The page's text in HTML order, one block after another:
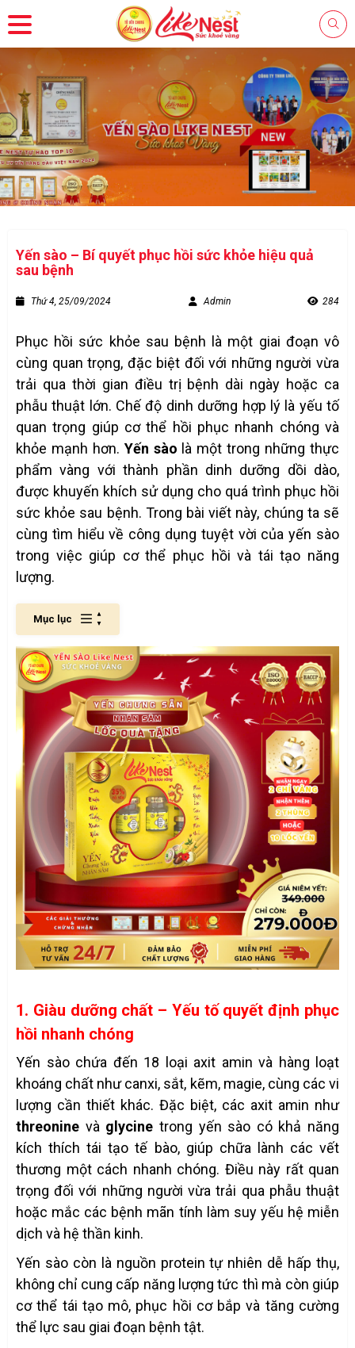
Yến sào – Bí quyết phục hồi sức khỏe hiệu quả
sau bệnh
Thứ 4, 25/09/2024 Admin 284
Phục hồi sức khỏe sau bệnh là một giai đoạn vô
cùng quan trọng, đặc biệt đối với những người vừa
trải qua thời gian điều trị bệnh dài ngày hoặc ca
phẫu thuật lớn. Chế độ dinh dưỡng hợp lý là yếu tố
quan trọng giúp cơ thể hồi phục nhanh chóng và
khỏe mạnh hơn. Yến sào là một trong những thực
phẩm vàng với thành phần dinh dưỡng dồi dào,
được khuyến khích sử dụng cho quá trình phục hồi
sức khỏe sau bệnh. Trong bài viết này, chúng ta sẽ
cùng tìm hiểu về công dụng tuyệt vời của yến sào
trong việc giúp cơ thể phục hồi và tái tạo năng
lượng.
Mục lục
1. Giàu dưỡng chất – Yếu tố quyết định phục
hồi nhanh chóng
Yến sào chứa đến 18 loại axit amin và hàng loạt
khoáng chất như canxi, sắt, kẽm, magie, cùng các vi
lượng cần thiết khác. Đặc biệt, các axit amin như
threonine và glycine trong yến sào có khả năng
kích thích tái tạo tế bào, giúp chữa lành các vết
thương một cách nhanh chóng. Điều này rất quan
trọng đối với những người vừa trải qua phẫu thuật
hoặc mắc các bệnh mãn tính làm suy yếu hệ miễn
dịch và hệ thần kinh.
Yến sào còn là nguồn protein tự nhiên dễ hấp thụ,
không chỉ cung cấp năng lượng tức thì mà còn giúp
cơ thể tái tạo mô, phục hồi cơ bắp và tăng cường
thể lực sau giai đoạn bệnh tật.